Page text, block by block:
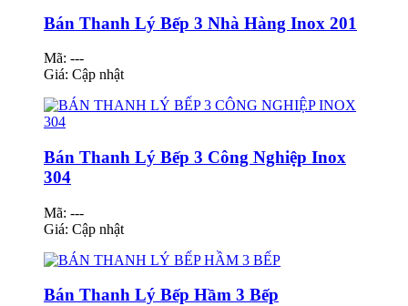
Bán Thanh Lý Bếp 3 Nhà Hàng Inox 201
Mã: ---
Giá: Cập nhật
Bán Thanh Lý Bếp 3 Công Nghiệp Inox
304
Mã: ---
Giá: Cập nhật
Bán Thanh Lý Bếp Hầm 3 Bếp